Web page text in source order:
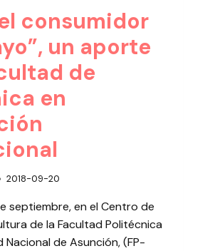
consumidor
un aporte
de
en
2018-09-20
septiembre, en el Centro de
de la Facultad Politécnica
Nacional de Asunción, (FP-